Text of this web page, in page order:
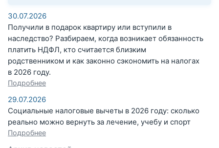
30.07.2026
Получили в подарок квартиру или вступили в
наследство? Разбираем, когда возникает обязанность
платить НДФЛ, кто считается близким
родственником и как законно сэкономить на налогах
в 2026 году.
Подробнее
29.07.2026
Социальные налоговые вычеты в 2026 году: сколько
реально можно вернуть за лечение, учебу и спорт
Подробнее